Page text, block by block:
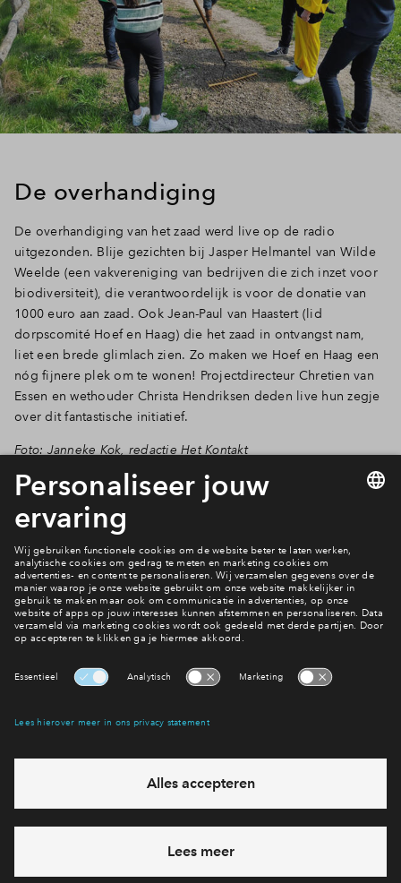
De overhandiging
De overhandiging van het zaad werd live op de radio
uitgezonden. Blije gezichten bij Jasper Helmantel van Wilde
Weelde (een vakvereniging van bedrijven die zich inzet voor
biodiversiteit), die verantwoordelijk is voor de donatie van
1000 euro aan zaad. Ook Jean-Paul van Haastert (lid
dorpscomité Hoef en Haag) die het zaad in ontvangst nam,
liet een brede glimlach zien. Zo maken we Hoef en Haag een
nóg fijnere plek om te wonen! Projectdirecteur Chretien van
Essen en wethouder Christa Hendriksen deden live hun zegje
over dit fantastische initiatief.
Foto: Janneke Kok, redactie Het Kontakt
Audio fragment (vanaf min 1:40)
Ook lid worden van het dorpscomité?
Ons Hoef en Haag
Interesse? Meld je dan snel aan
eventuele projecten
Ja, ik wil mij aanmelden
Heb je een vraag en wil je direct antwoord? Bel ons op